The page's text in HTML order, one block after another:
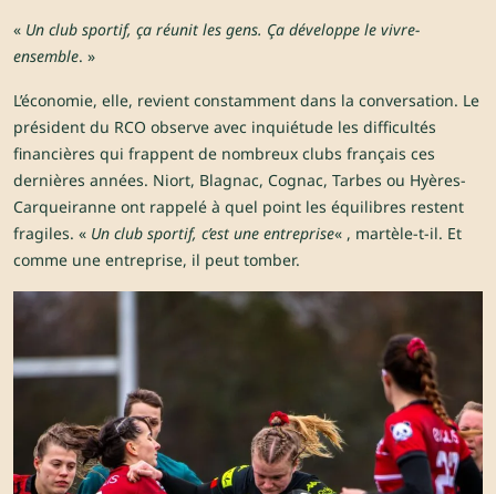
« Un club sportif, ça réunit les gens. Ça développe le vivre-
ensemble. »
L’économie, elle, revient constamment dans la conversation. Le
président du RCO observe avec inquiétude les difficultés
financières qui frappent de nombreux clubs français ces
dernières années. Niort, Blagnac, Cognac, Tarbes ou Hyères-
Carqueiranne ont rappelé à quel point les équilibres restent
fragiles. « Un club sportif, c’est une entreprise« , martèle-t-il. Et
comme une entreprise, il peut tomber.